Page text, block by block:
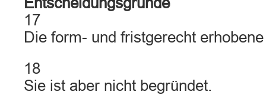
17
Die form- und fristgerecht
18
Sie ist aber nicht begründet.